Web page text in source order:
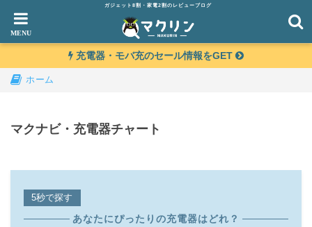
ガジェット8割・家電2割のレビューブログ
充電器・モバ充のセール情報をGET
ホーム
マクナビ・充電器チャート
5秒で探す
あなたにぴったりの充電器はどれ？